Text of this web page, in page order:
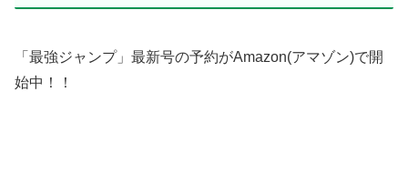
「最強ジャンプ」最新号の予約がAmazon(アマゾン)で開
始中！！